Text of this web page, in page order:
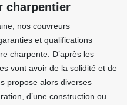
charpentier
nos couvreurs
et qualifications
charpente. D’après les
vont avoir de la solidité et de
propose alors diverses
d’une construction ou